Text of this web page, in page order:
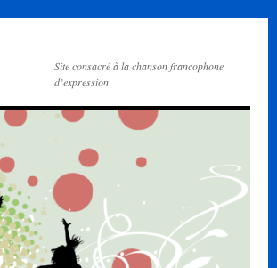
Site consacré à la chanson francophone
d’expression